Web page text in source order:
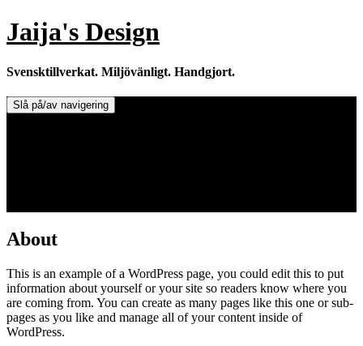
Hoppa
till
Jaija's Design
Svensktillverkat. Miljövänligt. Handgjort.
Slå på/av navigering
About
This is an example of a WordPress page, you could edit this to put
information about yourself or your site so readers know where you
are coming from. You can create as many pages like this one or sub-
pages as you like and manage all of your content inside of
WordPress.